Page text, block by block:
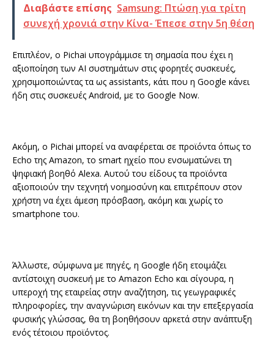
Διαβάστε επίσης Samsung: Πτώση για τρίτη
συνεχή χρονιά στην Κίνα- Έπεσε στην 5η θέση
Επιπλέον, ο Pichai υπογράμμισε τη σημασία που έχει η
αξιοποίηση των ΑΙ συστημάτων στις φορητές συσκευές,
χρησιμοποιώντας τα ως assistants, κάτι που η Google κάνει
ήδη στις συσκευές Android, με το Google Now.
Ακόμη, ο Pichai μπορεί να αναφέρεται σε προϊόντα όπως το
Echo της Amazon, το smart ηχείο που ενσωματώνει τη
ψηφιακή βοηθό Alexa. Αυτού του είδους τα προϊόντα
αξιοποιούν την τεχνητή νοημοσύνη και επιτρέπουν στον
χρήστη να έχει άμεση πρόσβαση, ακόμη και χωρίς το
smartphone του.
Άλλωστε, σύμφωνα με πηγές, η Google ήδη ετοιμάζει
αντίστοιχη συσκευή με το Amazon Echo και σίγουρα, η
υπεροχή της εταιρείας στην αναζήτηση, τις γεωγραφικές
πληροφορίες, την αναγνώριση εικόνων και την επεξεργασία
φυσικής γλώσσας, θα τη βοηθήσουν αρκετά στην ανάπτυξη
ενός τέτοιου προϊόντος.